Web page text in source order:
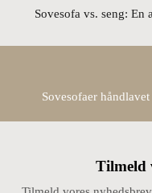
Sovesofa vs. seng:
Sovesofaer
Tilmeld